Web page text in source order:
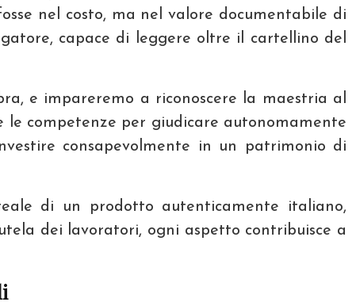
nel costo, ma nel valore documentabile di
capace di leggere oltre il cartellino del
e impareremo a riconoscere la maestria al
competenze per giudicare autonomamente
consapevolmente in un patrimonio di
di un prodotto autenticamente italiano,
dei lavoratori, ogni aspetto contribuisce a